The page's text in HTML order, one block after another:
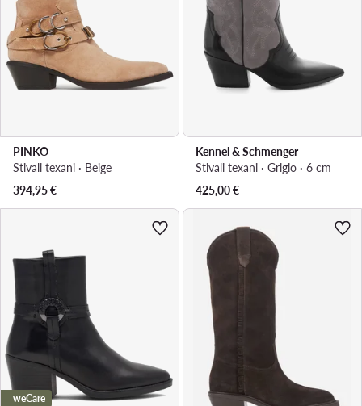
PINKO
Stivali texani · Beige
394,95€
Kennel & Schmenger
Stivali texani · Grigio · 6 cm
425,00€
weCare